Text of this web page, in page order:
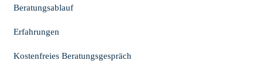
Beratungsablauf
Erfahrungen
Kostenfreies Beratungsgespräch